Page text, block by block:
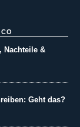
Nachteile &
Geht das?